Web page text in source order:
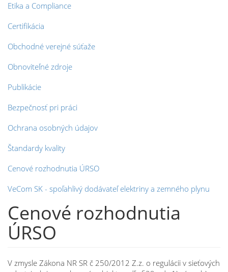
Etika a Compliance
Certifikácia
Obchodné verejné súťaže
Obnoviteľné zdroje
Publikácie
Bezpečnosť pri práci
Ochrana osobných údajov
Štandardy kvality
Cenové rozhodnutia ÚRSO
VeCom SK - spoľahlivý dodávateľ elektriny a zemného plynu
Cenové rozhodnutia
ÚRSO
V zmysle Zákona NR SR č 250/2012 Z.z. o regulácii v sieťových